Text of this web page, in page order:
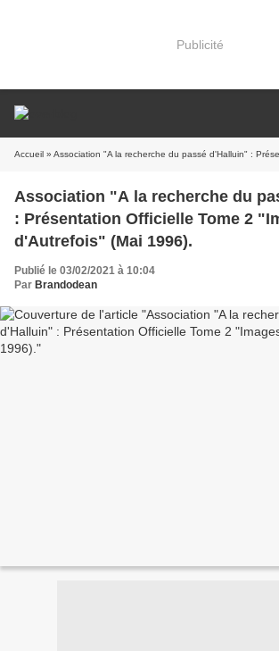
Publicité
Accueil » Association "A la recherche du passé d'Halluin" : Présentation Officielle Tome
Association "A la recherche du
: Présentation Officielle Tome 2
d'Autrefois" (Mai 1996).
Publié le 03/02/2021 à 10:04
Par Brandodean